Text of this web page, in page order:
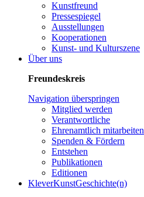
Kunstfreund
Pressespiegel
Ausstellungen
Kooperationen
Kunst- und Kulturszene
Über uns
Freundeskreis
Navigation überspringen
Mitglied werden
Verantwortliche
Ehrenamtlich mitarbeiten
Spenden & Fördern
Entstehen
Publikationen
Editionen
KleverKunstGeschichte(n)